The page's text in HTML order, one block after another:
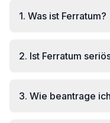
1. Was ist Ferratum?
2. Ist Ferratum
3. Wie beantrage